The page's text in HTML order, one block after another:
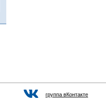
группа вКонтакте